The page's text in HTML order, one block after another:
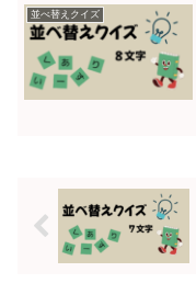
並べ替えクイズ